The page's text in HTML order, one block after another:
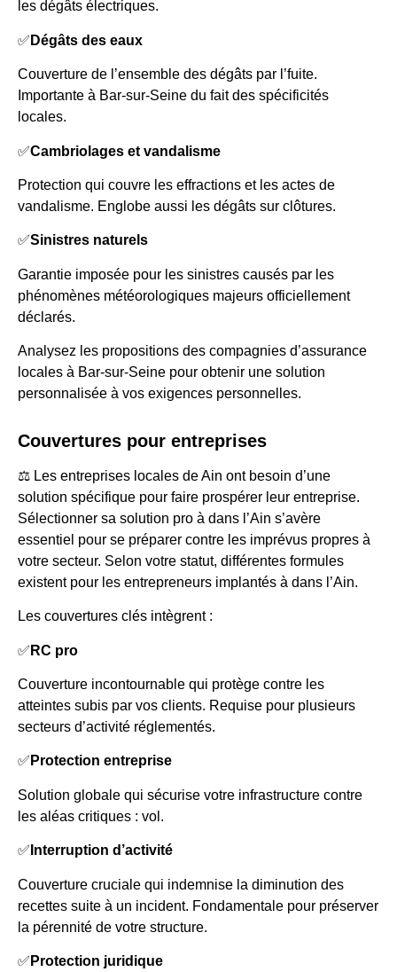
les dégâts électriques.
✅ Dégâts des eaux
Couverture de l’ensemble des dégâts par l’fuite.
Importante à Bar-sur-Seine du fait des spécificités
locales.
✅Cambriolages et vandalisme
Protection qui couvre les effractions et les actes de
vandalisme. Englobe aussi les dégâts sur clôtures.
✅Sinistres naturels
Garantie imposée pour les sinistres causés par les
phénomènes météorologiques majeurs officiellement
déclarés.
Analysez les propositions des compagnies d’assurance
locales à Bar-sur-Seine pour obtenir une solution
personnalisée à vos exigences personnelles.
Couvertures pour entreprises
⚖️ Les entreprises locales de Ain ont besoin d’une
solution spécifique pour faire prospérer leur entreprise.
Sélectionner sa solution pro à dans l’Ain s’avère
essentiel pour se préparer contre les imprévus propres à
votre secteur. Selon votre statut, différentes formules
existent pour les entrepreneurs implantés à dans l’Ain.
Les couvertures clés intègrent :
✅ RC pro
Couverture incontournable qui protège contre les
atteintes subis par vos clients. Requise pour plusieurs
secteurs d’activité réglementés.
✅ Protection entreprise
Solution globale qui sécurise votre infrastructure contre
les aléas critiques : vol.
✅ Interruption d’activité
Couverture cruciale qui indemnise la diminution des
recettes suite à un incident. Fondamentale pour préserver
la pérennité de votre structure.
✅ Protection juridique